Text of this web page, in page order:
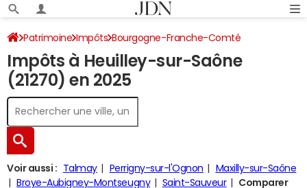
Patrimoine Impôts Bourgogne-Franche-Comté
Côte-d'Or Heuilley-sur-Saône Impôt sur le revenu
Impôts à Heuilley-sur-Saône
(21270) en 2025
Voir aussi : Talmay Perrigny-sur-l'Ognon
Maxilly-sur-Saône
Broye-Aubigney-Montseugny
Saint-Sauveur
Comparer